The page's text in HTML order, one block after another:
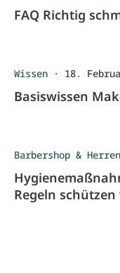
FAQ Richtig
Wissen · 18.
Basiswissen
Barbershop &
Regeln